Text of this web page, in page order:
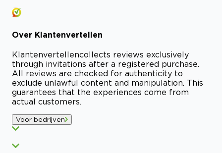
Over Klantenvertellen
Klantenvertellencollects reviews exclusively
through invitations after a registered purchase.
All reviews are checked for authenticity to
exclude unlawful content and manipulation. This
guarantees that the experiences come from
actual customers.
Voor bedrijven